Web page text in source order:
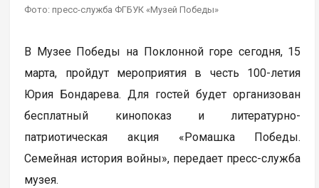
Фото: пресс-служба ФГБУК «Музей Победы»
В Музее Победы на Поклонной горе сегодня, 15
марта, пройдут мероприятия в честь 100-летия
Юрия Бондарева. Для гостей будет организован
бесплатный кинопоказ и литературно-
патриотическая акция «Ромашка Победы.
Семейная история войны», передает пресс-служба
музея.